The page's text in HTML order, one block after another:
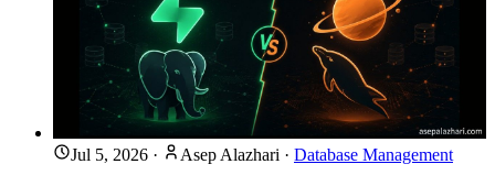
Jul 5, 2026 · Asep Alazhari · Database Management